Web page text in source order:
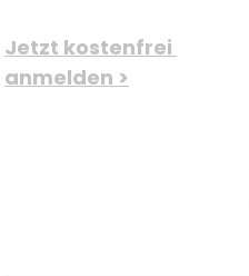
Jetzt kostenfrei
anmelden >